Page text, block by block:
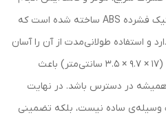
شود. بدنه‌ی این محصول از پلاستیک فشرده ABS ساخته شده است که
و استفاده طولانی‌مدت از آن را آسان
می‌کند. همچنین ابعاد مناسب آن (17 × 9.7 × 3.5 سانتی‌متر) باعث
در دسترس باشد. در نهایت
ساده نیست، بلکه تضمینی